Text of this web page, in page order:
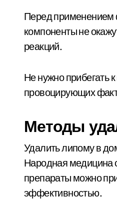
Перед применением
компоненты не
реакций.
Не нужно прибегать
провоцирующих
Методы
Удалить липому в
Народная медицина
препараты можно
эффективностью.